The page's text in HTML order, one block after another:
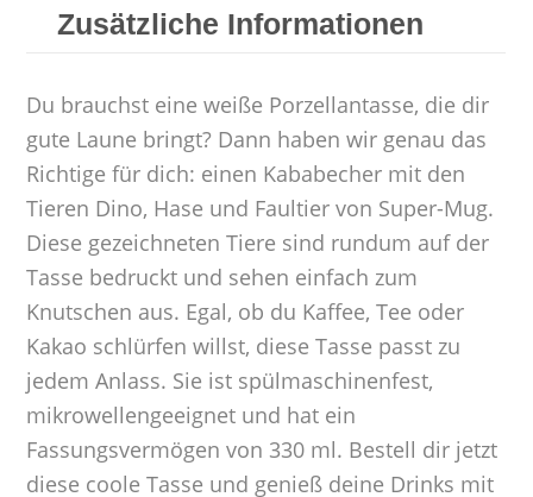
Zusätzliche Informationen
Du brauchst eine weiße Porzellantasse, die dir
gute Laune bringt? Dann haben wir genau das
Richtige für dich: einen Kababecher mit den
Tieren Dino, Hase und Faultier von Super-Mug.
Diese gezeichneten Tiere sind rundum auf der
Tasse bedruckt und sehen einfach zum
Knutschen aus. Egal, ob du Kaffee, Tee oder
Kakao schlürfen willst, diese Tasse passt zu
jedem Anlass. Sie ist spülmaschinenfest,
mikrowellengeeignet und hat ein
Fassungsvermögen von 330 ml. Bestell dir jetzt
diese coole Tasse und genieß deine Drinks mit